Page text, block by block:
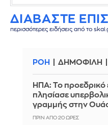
ΔΙΑΒΑΣΤΕ
περισσότερες ειδήσεις από το
ΡΟΗ ΔΗΜΟΦΙΛΗ
ΗΠΑ: Το προεδρικό
πλησίασε
γραμμής στην
ΠΡΙΝ ΑΠΌ 20 ΏΡΕΣ